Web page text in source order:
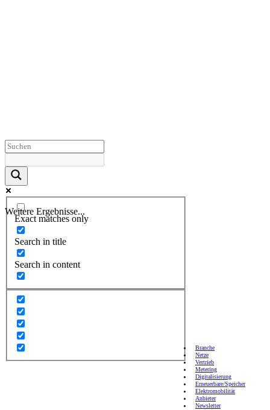
Weitere Ergebnisse...
Exact matches only
Search in title
Search in content
Branche
Netze
Vertrieb
Metering
Digitalisierung
Erneuerbare/Speicher
Elektromobilität
Anbieter
Newsletter